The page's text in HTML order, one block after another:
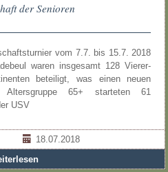
der Senioren
vom 7.7. bis 15.7. 2018
waren insgesamt 128 Vierer-
beteiligt, was einen neuen
65+ starteten 61
USV
18.07.2018